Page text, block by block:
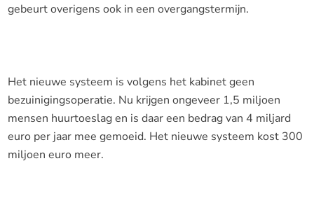
gebeurt overigens ook in een overgangstermijn.
Het nieuwe systeem is volgens het kabinet geen
bezuinigingsoperatie. Nu krijgen ongeveer 1,5 miljoen
mensen huurtoeslag en is daar een bedrag van 4 miljard
euro per jaar mee gemoeid. Het nieuwe systeem kost 300
miljoen euro meer.